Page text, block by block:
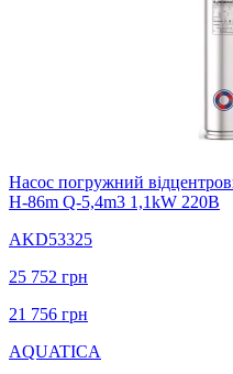
Насос погружний
H-86m Q-5,4m3 1,1kW 220В
AKD53325
25 752 грн
21 756 грн
AQUATICA